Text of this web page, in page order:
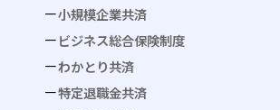
小規模企業共済
ビジネス総合保険制度
わかとり共済
特定退職金共済